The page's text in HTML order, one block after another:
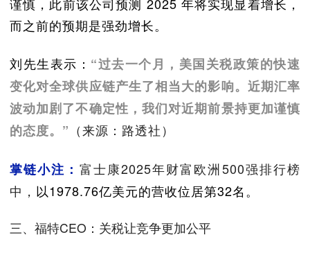
而之前的预期是强劲增长。
刘先生表示： “过去一个月，美国关税政策的快速
变化对全球供应链产生了相当大的影响。近期汇率
波动加剧了不确定性，我们对近期前景持更加谨慎
的态度。” （来源：路透社）
掌链小注： 富士康2025年财富欧洲500强排行榜
中， 以1978.76亿美元的营收位居第32名。
三、福特CEO：关税让竞争更加公平